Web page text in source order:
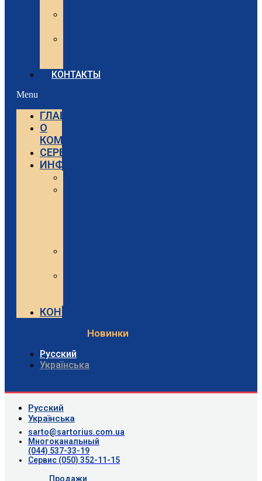
КОНТАКТЫ
Menu
ГЛАВНАЯ
О
КОМПАНИИ
СЕРВИС
ИНФОРМАЦИЯ
КОНТАКТЫ
Новинки
Русский
Українська
Русский
Українська
sarto@sartorius.com.ua
Многоканальный
(044) 537-33-19
Сервис (050) 352-11-15
Продажи